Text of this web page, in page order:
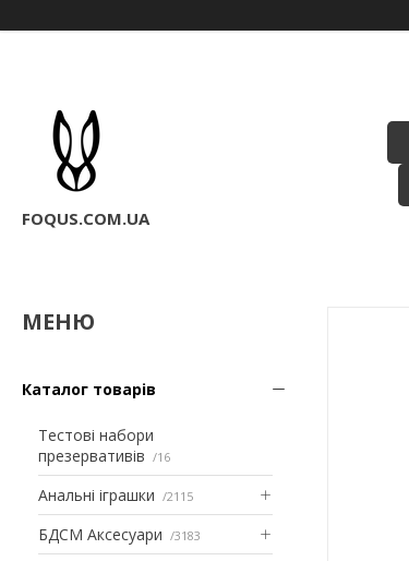
FOQUS.COM.UA
Каталог товарів
Тестові набори
презервативів
16
Анальні іграшки 2115
БДСМ Аксесуари 3183